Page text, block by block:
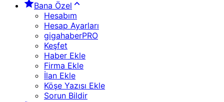
Bana Özel
Hesabım
Hesap Ayarları
gigahaberPRO
Keşfet
Haber Ekle
Firma Ekle
İlan Ekle
Köşe Yazısı Ekle
Sorun Bildir